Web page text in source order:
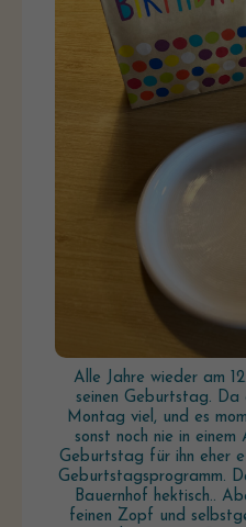
Alle Jahre wieder am
seinen Geburtstag. Da
Montag viel, und es
sonst noch nie in
Geburtstag für ihn eher
Geburtstagsprogramm.
Bauernhof hektisch..
feinen Zopf und